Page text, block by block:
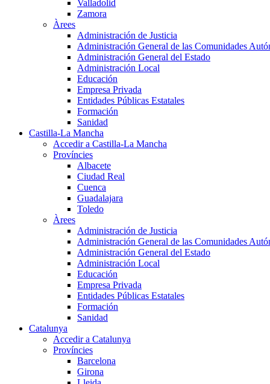
Valladolid
Zamora
Àrees
Administración de Justicia
Administración General de las Comunidades
Administración General del Estado
Administración Local
Educación
Empresa Privada
Entidades Públicas Estatales
Formación
Sanidad
Castilla-La Mancha
Accedir a Castilla-La Mancha
Províncies
Albacete
Ciudad Real
Cuenca
Guadalajara
Toledo
Àrees
Administración de Justicia
Administración General de las Comunidades
Administración General del Estado
Administración Local
Educación
Empresa Privada
Entidades Públicas Estatales
Formación
Sanidad
Catalunya
Accedir a Catalunya
Províncies
Barcelona
Girona